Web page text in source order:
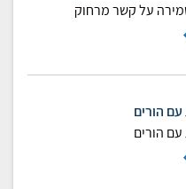
על קשר מרחוק
הורים
הורים